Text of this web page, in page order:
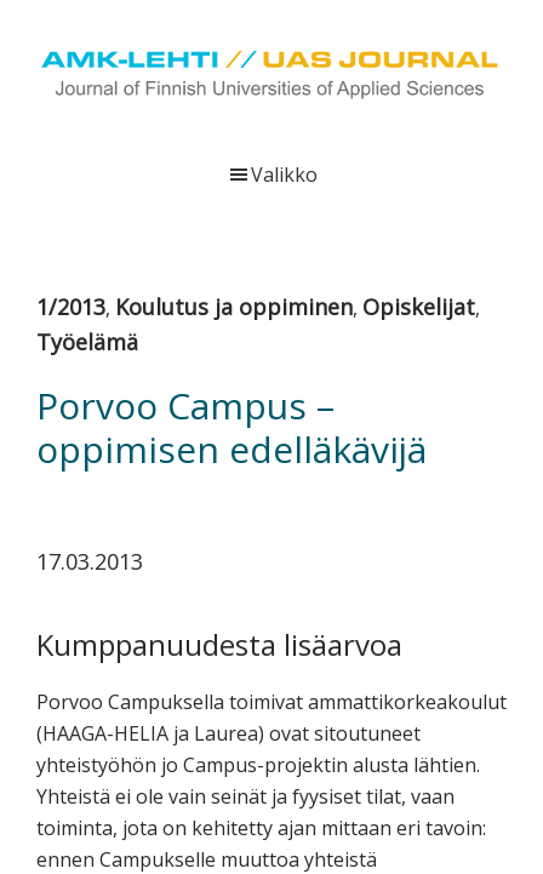
Hyppää
pääsisältöön
Hyppää
ensisijaiseen
Hyppää
alatunnisteeseen
viestittää
ammattikorkeakoulujen
kehittämis-
ja
innovaatiotoiminnasta
koskevasta
kiinnostuneille.
Valikko
1/2013, Koulutus ja oppiminen, Opiskelijat,
Työelämä
Porvoo Campus –
oppimisen edelläkävijä
17.03.2013
Kumppanuudesta lisäarvoa
Porvoo Campuksella toimivat ammattikorkeakoulut
(HAAGA-HELIA ja Laurea) ovat sitoutuneet
yhteistyöhön jo Campus-projektin alusta lähtien.
Yhteistä ei ole vain seinät ja fyysiset tilat, vaan
toiminta, jota on kehitetty ajan mittaan eri tavoin:
ennen Campukselle muuttoa yhteistä